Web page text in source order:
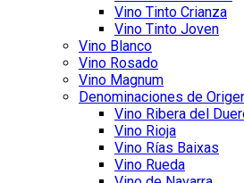
Vino Tinto Crianza
Vino Tinto Joven
Vino Blanco
Vino Rosado
Vino Magnum
Denominaciones de
Vino Ribera del
Vino Rioja
Vino Rías Baixas
Vino Rueda